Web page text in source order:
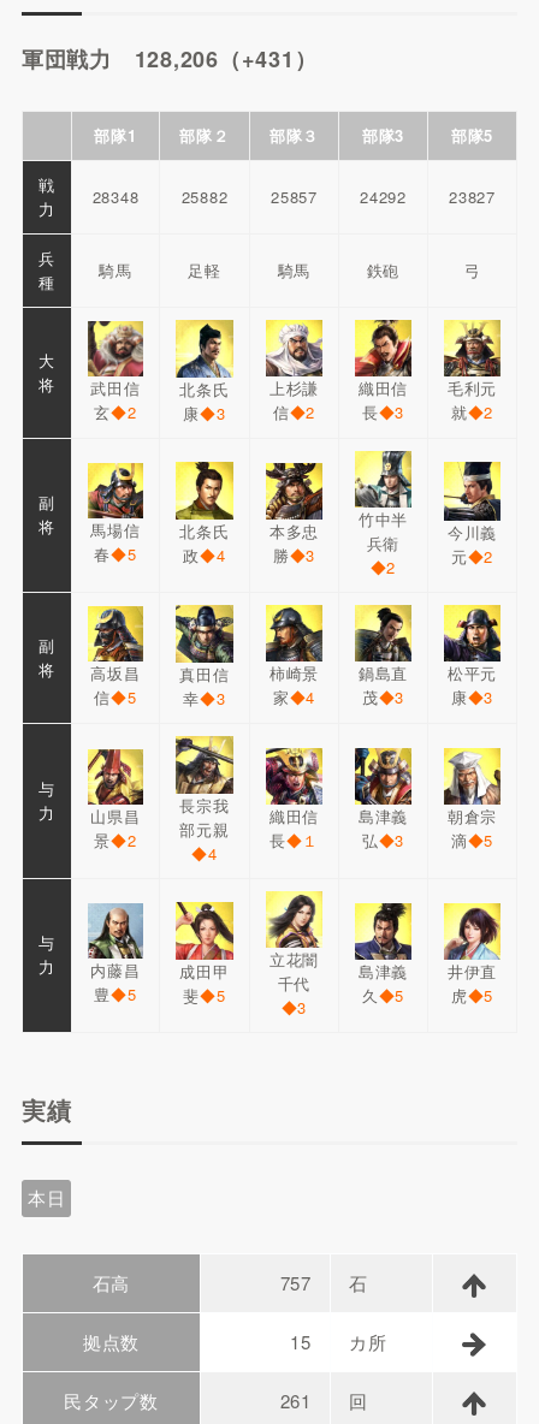
軍団戦力 128,206（+431）
部隊1 部隊２ 部隊３ 部隊3 部隊5
戦
力
28348 25882 25857 24292 23827
兵
種
騎馬 足軽 騎馬 鉄砲 弓
大
将
武田信
玄◆2
北条氏
康◆3
上杉謙
信◆2
織田信
長◆3
毛利元
就◆2
副
将
馬場信
春◆5
北条氏
政◆4
本多忠
勝◆3
竹中半
兵衛
◆2
今川義
元◆2
副
将
高坂昌
信◆5
真田信
幸◆3
柿崎景
家◆4
鍋島直
茂◆3
松平元
康◆3
与
力
山県昌
景◆2
長宗我
部元親
◆4
織田信
長◆１
島津義
弘◆3
朝倉宗
滴◆5
与
力
内藤昌
豊◆5
成田甲
斐◆5
立花闇
千代
◆3
島津義
久◆5
井伊直
虎◆5
実績
本日
石高 757 石
拠点数 15 カ所
民タップ数 261 回